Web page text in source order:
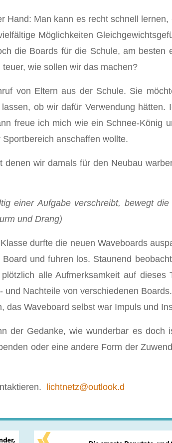
Hand: Man kann es recht schnell lernen,
Möglichkeiten
die Boards für die Schule, am besten
wie sollen wir das machen?
von Eltern aus der Schule. Sie
ob wir dafür Verwendung hätten.
freue ich mich wie ein Schnee-König
anschaffen wollte.
wir damals für den Neubau
einer Aufgabe verschreibt, bewegt
und Drang)
durfte die neuen Waveboards
und fuhren los. Staunend
alle Aufmerksamkeit auf
Nachteile von verschiedenen
das Waveboard selbst war Impuls und
der Gedanke, wie wunderbar es
oder eine andere Form der
lichtnetz@outlook.d